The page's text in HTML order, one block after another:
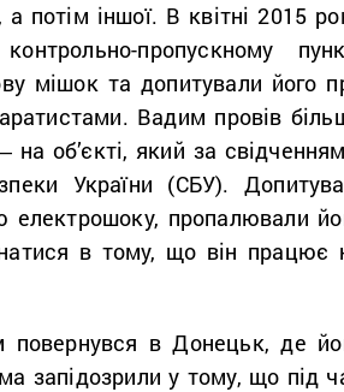
потім іншої. В квітні 2015
пропускному
мішок та допитували його
Вадим провів
об’єкті, який за
України (СБУ).
електрошоку, пропалювали
в тому, що він працює
повернувся в Донецьк, де
запідозрили у тому, що під